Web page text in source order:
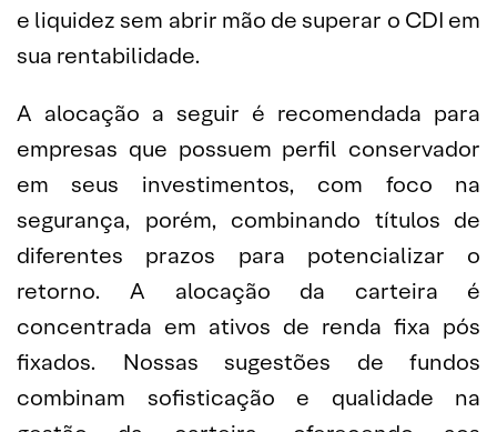
e liquidez sem abrir mão de superar o CDI em
sua rentabilidade.
A alocação a seguir é recomendada para
empresas que possuem perfil conservador
em seus investimentos, com foco na
segurança, porém, combinando títulos de
diferentes prazos para potencializar o
retorno. A alocação da carteira é
concentrada em ativos de renda fixa pós
fixados. Nossas sugestões de fundos
combinam sofisticação e qualidade na